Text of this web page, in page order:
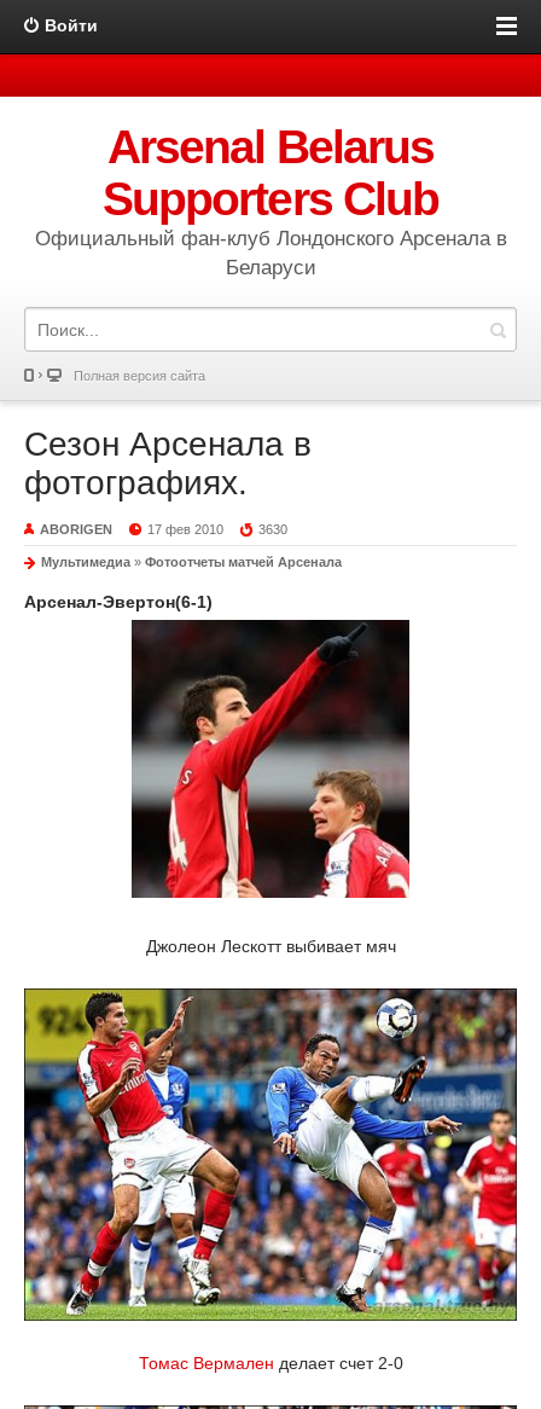
Войти
Arsenal Belarus
Supporters Club
Официальный фан-клуб Лондонского Арсенала в
Беларуси
Полная версия сайта
Сезон Арсенала в
фотографиях.
ABORIGEN 17 фев 2010 3630
Мультимедиа » Фотоотчеты матчей Арсенала
Арсенал-Эвертон(6-1)
Джолеон Лескотт выбивает мяч
Томас Вермален делает счет 2-0